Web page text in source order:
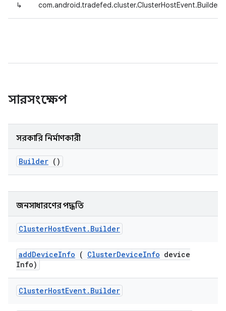
↳ com.android.tradefed.cluster.ClusterHostEvent.Builder
সারসংক্ষেপ
সরকারি নির্মাণকারী
Builder ()
জনসাধারণের পদ্ধতি
ClusterHostEvent. Builder
addDeviceInfo ( ClusterDeviceInfo device
Info)
ClusterHostEvent. Builder